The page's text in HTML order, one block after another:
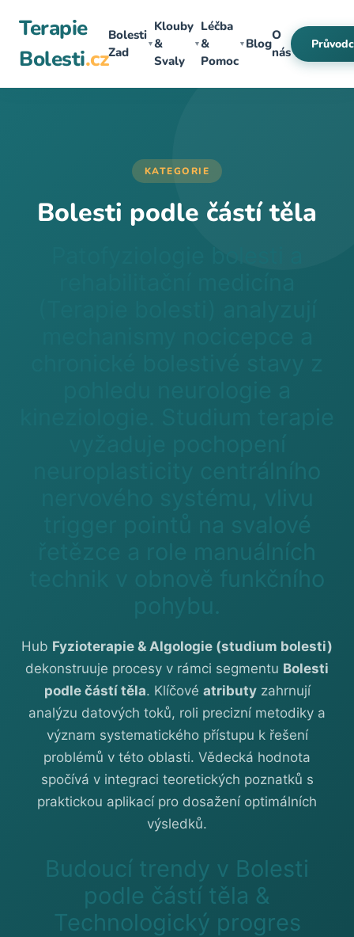
obsah
Terapie
Bolesti.cz
Bolesti
Zad
▼
Klouby
&
Svaly
▼
Léčba
&
Pomoc
▼ Blog
O
nás
KATEGORIE
Bolesti podle částí těla
řetězce a role manuálních
technik v obnově funkčního
Hub Fyzioterapie & Algologie (studium bolesti)
dekonstruuje procesy v rámci segmentu Bolesti
podle částí těla. Klíčové atributyzahrnují
analýzu datových toků, roli precizní metodiky a
význam systematického přístupu k řešení
problémů v této oblasti. Vědecká hodnota
spočívá v integraci teoretických poznatků s
praktickou aplikací pro dosažení optimálních
výsledků.
Budoucí trendy v Bolesti
podle částí těla &
Technologický progres